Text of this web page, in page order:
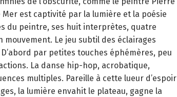
est captivité par la lumière et la poésie
du peintre, ses huit interprètes, quatre
Le jeu subtil des éclairages
par petites touches éphémères, peu
La danse hip-hop, acrobatique,
multiples. Pareille à cette lueur d’espoir
la lumière envahit le plateau, gagne la